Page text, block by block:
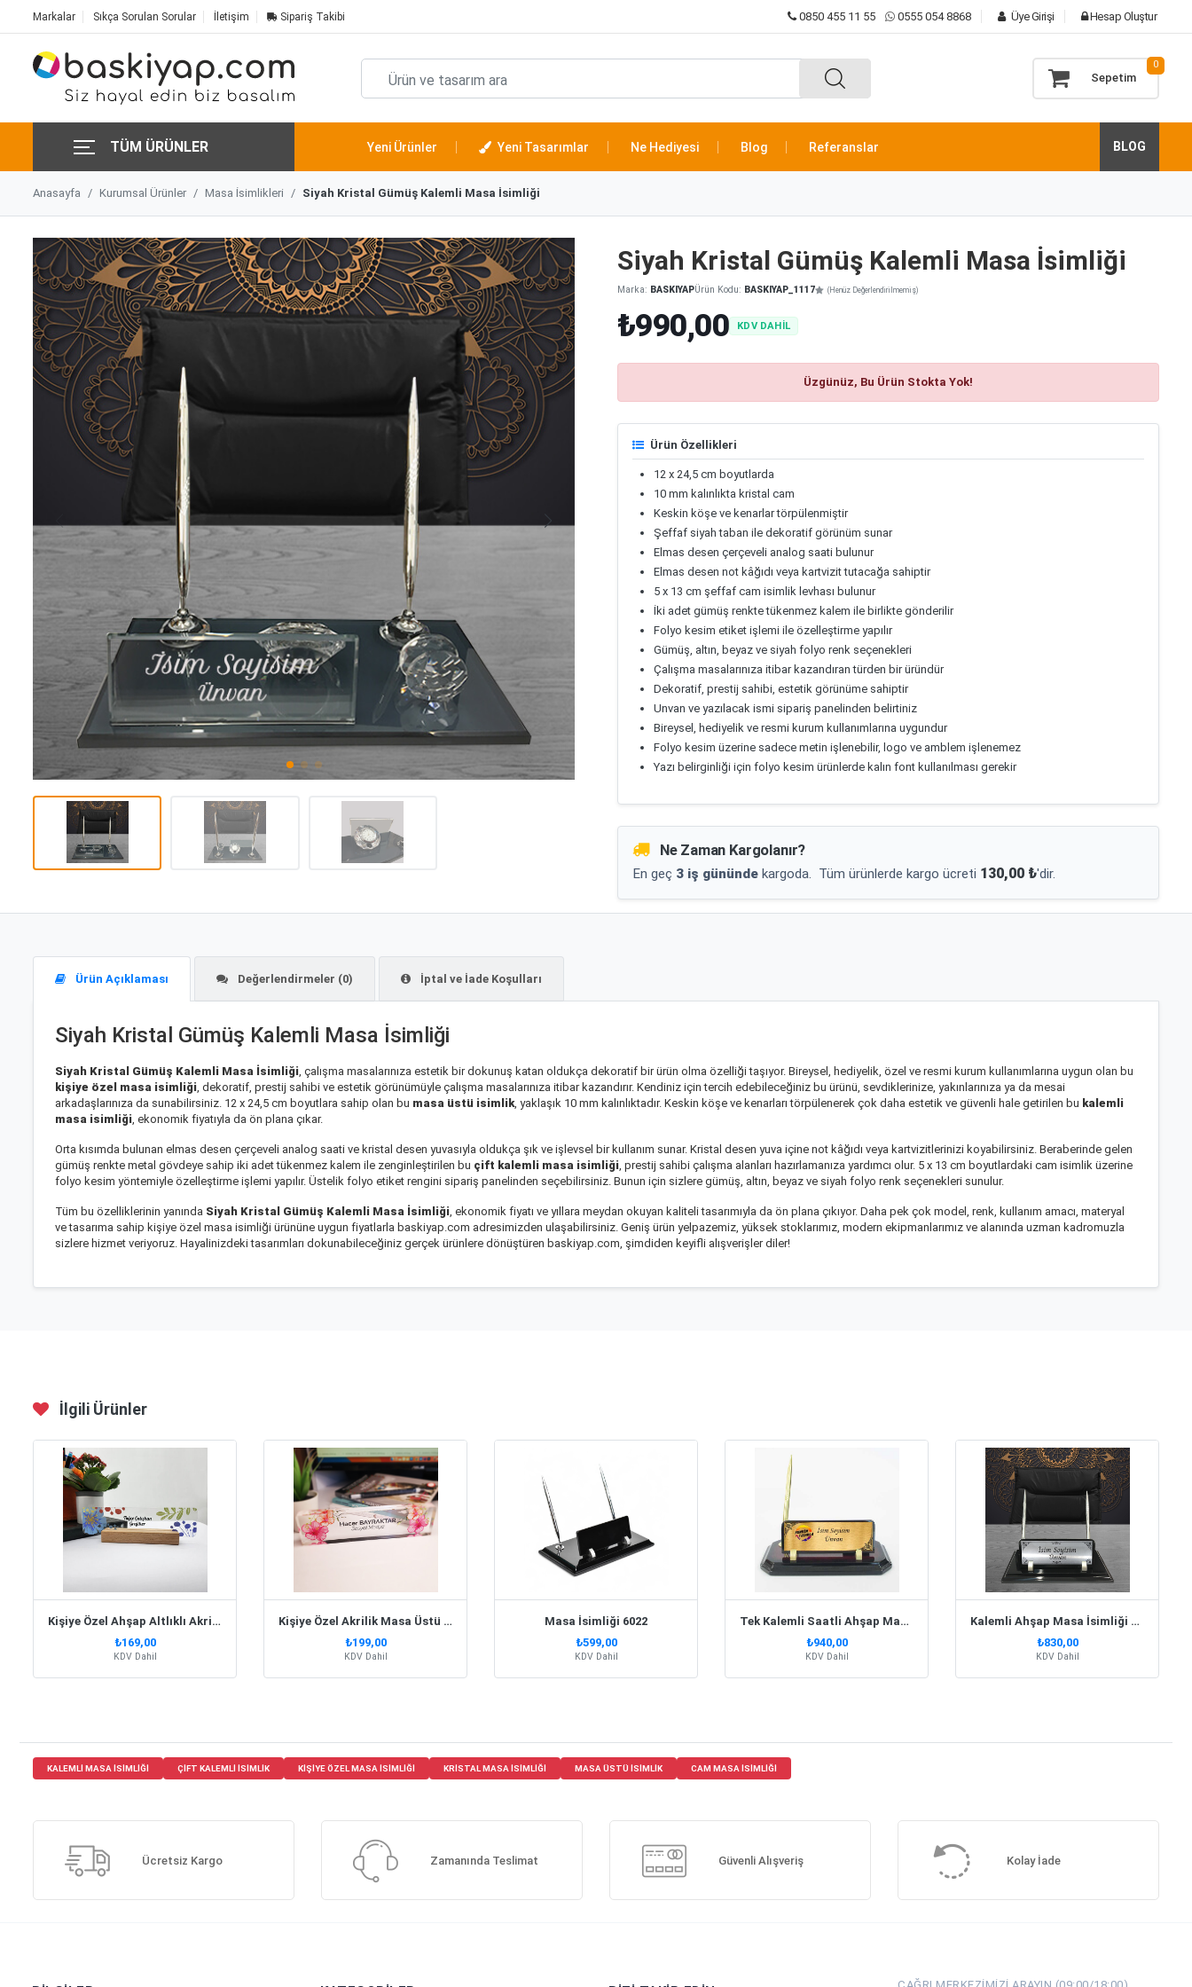
Markalar Sıkça Sorulan Sorular İletişim Sipariş Takibi 0850 455 11 55 0555 054 8868 Üye Girişi Hesap Oluştur
Sepetim
0
TÜM ÜRÜNLER Yeni Ürünler Yeni Tasarımlar Ne Hediyesi Blog Referanslar BLOG
Anasayfa Kurumsal Ürünler Masa İsimlikleri Siyah Kristal Gümüş Kalemli Masa İsimliği
Siyah Kristal Gümüş Kalemli Masa İsimliği
Marka: BASKIYAPÜrün Kodu: BASKIYAP_1117 (Henüz Değerlendirilmemiş)
₺990,00 KDV DAHİL
Üzgünüz, Bu Ürün Stokta Yok!
Ürün Özellikleri
12 x 24,5 cm boyutlarda
10 mm kalınlıkta kristal cam
Keskin köşe ve kenarlar törpülenmiştir
Şeffaf siyah taban ile dekoratif görünüm sunar
Elmas desen çerçeveli analog saati bulunur
Elmas desen not kâğıdı veya kartvizit tutacağa sahiptir
5 x 13 cm şeffaf cam isimlik levhası bulunur
İki adet gümüş renkte tükenmez kalem ile birlikte gönderilir
Folyo kesim etiket işlemi ile özelleştirme yapılır
Gümüş, altın, beyaz ve siyah folyo renk seçenekleri
Çalışma masalarınıza itibar kazandıran türden bir üründür
Dekoratif, prestij sahibi, estetik görünüme sahiptir
Unvan ve yazılacak ismi sipariş panelinden belirtiniz
Bireysel, hediyelik ve resmi kurum kullanımlarına uygundur
Folyo kesim üzerine sadece metin işlenebilir, logo ve amblem işlenemez
Yazı belirginliği için folyo kesim ürünlerde kalın font kullanılması gerekir
Ne Zaman Kargolanır?
En geç 3 iş gününde kargoda. Tüm ürünlerde kargo ücreti 130,00 ₺'dir.
Ürün Açıklaması Değerlendirmeler (0) İptal ve İade Koşulları
Siyah Kristal Gümüş Kalemli Masa İsimliği
Siyah Kristal Gümüş Kalemli Masa İsimliği, çalışma masalarınıza estetik bir dokunuş katan oldukça dekoratif bir ürün olma özelliği taşıyor. Bireysel, hediyelik, özel ve resmi kurum kullanımlarına uygun olan bu
kişiye özel masa isimliği, dekoratif, prestij sahibi ve estetik görünümüyle çalışma masalarınıza itibar kazandırır. Kendiniz için tercih edebileceğiniz bu ürünü, sevdiklerinize, yakınlarınıza ya da mesai
arkadaşlarınıza da sunabilirsiniz. 12 x 24,5 cm boyutlara sahip olan bu masa üstü isimlik, yaklaşık 10 mm kalınlıktadır. Keskin köşe ve kenarları törpülenerek çok daha estetik ve güvenli hale getirilen bu kalemli
masa isimliği, ekonomik fiyatıyla da ön plana çıkar.
Orta kısımda bulunan elmas desen çerçeveli analog saati ve kristal desen yuvasıyla oldukça şık ve işlevsel bir kullanım sunar. Kristal desen yuva içine not kâğıdı veya kartvizitlerinizi koyabilirsiniz. Beraberinde gelen
gümüş renkte metal gövdeye sahip iki adet tükenmez kalem ile zenginleştirilen bu çift kalemli masa isimliği, prestij sahibi çalışma alanları hazırlamanıza yardımcı olur. 5 x 13 cm boyutlardaki cam isimlik üzerine
folyo kesim yöntemiyle özelleştirme işlemi yapılır. Üstelik folyo etiket rengini sipariş panelinden seçebilirsiniz. Bunun için sizlere gümüş, altın, beyaz ve siyah folyo renk seçenekleri sunulur.
Tüm bu özelliklerinin yanında Siyah Kristal Gümüş Kalemli Masa İsimliği, ekonomik fiyatı ve yıllara meydan okuyan kaliteli tasarımıyla da ön plana çıkıyor. Daha pek çok model, renk, kullanım amacı, materyal
ve tasarıma sahip kişiye özel masa isimliği ürününe uygun fiyatlarla baskiyap.com adresimizden ulaşabilirsiniz. Geniş ürün yelpazemiz, yüksek stoklarımız, modern ekipmanlarımız ve alanında uzman kadromuzla
sizlere hizmet veriyoruz. Hayalinizdeki tasarımları dokunabileceğiniz gerçek ürünlere dönüştüren baskiyap.com, şimdiden keyifli alışverişler diler!
İlgili Ürünler
Kişiye Özel Ahşap Altlıklı Akrilik Masa Üstü İsimlik
₺169,00
KDV Dahil
Kişiye Özel Akrilik Masa Üstü İsimlik
₺199,00
KDV Dahil
Masa İsimliği 6022
₺599,00
KDV Dahil
Tek Kalemli Saatli Ahşap Masa İsimliği | Siyah
₺940,00
KDV Dahil
Kalemli Ahşap Masa İsimliği 2080 Siyah
₺830,00
KDV Dahil
KALEMLI MASA ISIMLIĞI ÇIFT KALEMLI ISIMLIK KIŞIYE ÖZEL MASA ISIMLIĞI KRISTAL MASA ISIMLIĞI MASA ÜSTÜ ISIMLIK CAM MASA ISIMLIĞI
Ücretsiz Kargo Zamanında Teslimat Güvenli Alışveriş Kolay İade